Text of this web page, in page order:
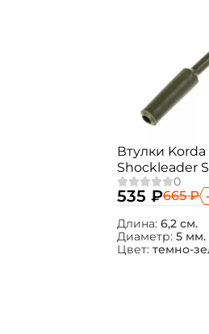
Втулки
Shockleader
вставка для
535 ₽665 ₽
Длина: 6,2 см.
Диаметр: 5 мм.
Цвет: темно-